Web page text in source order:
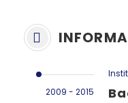
2009 - 2015